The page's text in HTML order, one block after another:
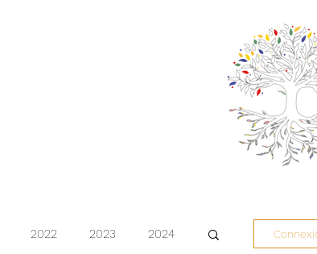
2022 2023 2024